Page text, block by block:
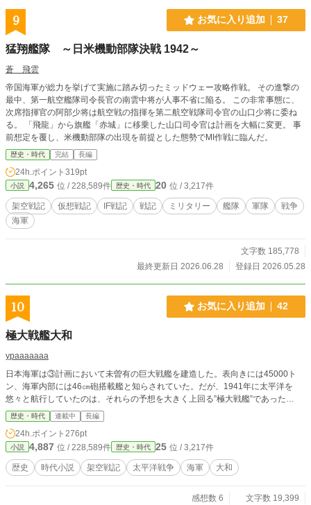
9 お気に入り追加 37
猛翔艦隊 ～日米機動部隊決戦 1942～
蒼 飛雲
帝国海軍が総力を挙げて実施に踏み切ったミッドウェー攻略作戦。 その進撃の
最中、第一航空艦隊司令長官の南雲中将が人事不省に陥る。 この非常事態に、
次席指揮官の阿部少将は航空戦の指揮を第二航空戦隊司令官の山口少将に委ね
る。 「飛龍」から旗艦「赤城」に移乗した山口司令官は計画を大幅に変更。 事
前想定を覆し、米機動部隊の出現を前提とした態勢でMI作戦に臨んだ。
歴史・時代 完結 長編
24h.ポイント 319pt
小説 4,265 位 / 228,589件 歴史・時代 20 位 / 3,217件
架空戦記 仮想戦記 IF戦記 戦記 ミリタリー 艦隊 軍隊
戦争
海軍
文字数 185,778
最終更新日 2026.06.28
登録日 2026.05.28
10 お気に入り追加 42
極大戦艦大和
ypaaaaaaa
日本海軍は③計画において未曽有の巨大戦艦を建造した。表向きには45000ト
ン、海軍内部には46㎝砲搭載艦と知らされていた。だが、1941年に太平洋を
悠々と航行していたのは、それらの予想を大きく上回る”極大戦艦”であった…
歴史・時代 連載中 長編
24h.ポイント 276pt
小説 4,887 位 / 228,589件 歴史・時代 25 位 / 3,217件
歴史 時代小説 架空戦記 太平洋戦争 海軍 大和
感想数 6
文字数 19,399